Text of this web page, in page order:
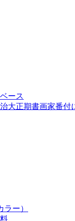
ース
大正期書画家番付
ー）